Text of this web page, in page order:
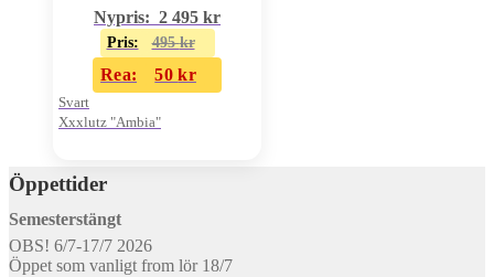
Nypris: 2 495 kr
Pris: 495kr
Rea: 50kr
Svart
Xxxlutz "Ambia"
Öppettider
Semesterstängt
OBS! 6/7-17/7 2026
Öppet som vanligt from lör 18/7